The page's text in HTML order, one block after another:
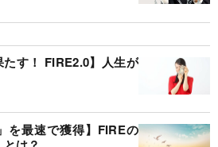
たす！ FIRE2.0】人生が
を最速で獲得】FIREの